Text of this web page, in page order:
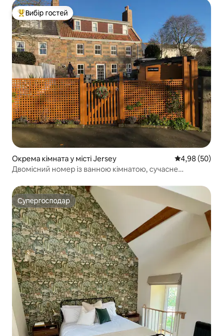
Топ вибір гостей
Вибір гостей
Окрема кімната у місті Jersey Середня
4,98 (50)
Двомісний номер із ванною кімнатою, сучасне
Супергосподар
Супергосподар